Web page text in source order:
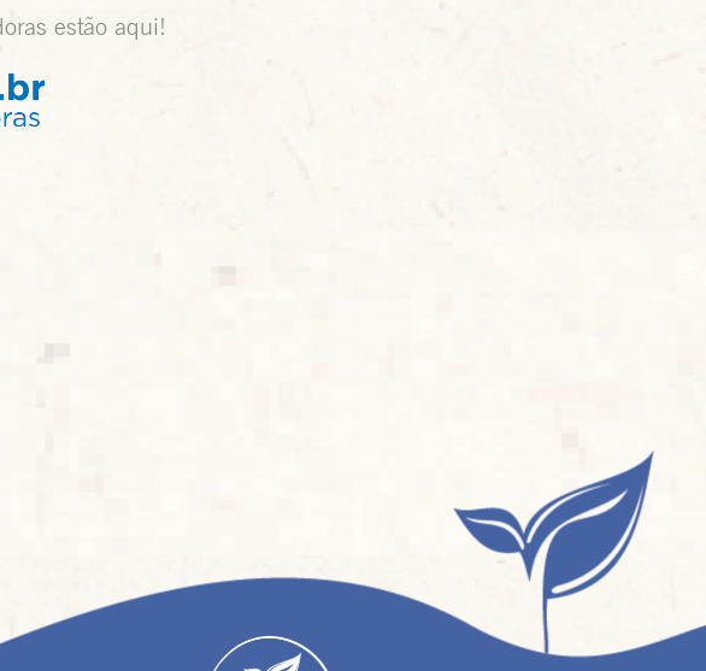
estão aqui!